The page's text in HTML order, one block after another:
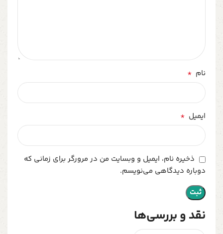
نقد و بررسی‌ها
نام *
ایمیل *
ذخیره نام، ایمیل و وبسایت من در مرورگر برای زمانی که
دوباره دیدگاهی می‌نویسم.